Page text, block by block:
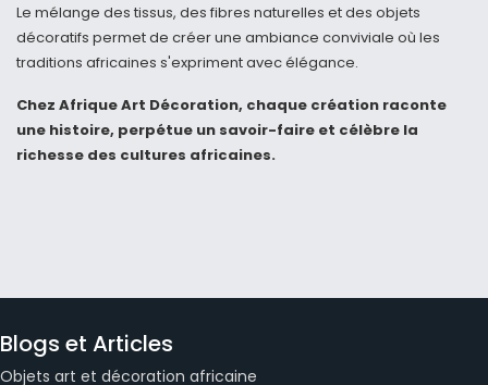
Le mélange des tissus, des fibres naturelles et des objets
décoratifs permet de créer une ambiance conviviale où les
traditions africaines s'expriment avec élégance.
Chez Afrique Art Décoration, chaque création raconte
une histoire, perpétue un savoir-faire et célèbre la
richesse des cultures africaines.
Blogs et Articles
Objets art et décoration africaine